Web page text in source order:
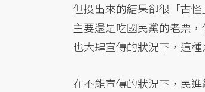
但投出來的結果卻很「古
主要還是吃國民黨的老票
也大肆宣傳的狀況下，這
在不能宣傳的狀況下，民